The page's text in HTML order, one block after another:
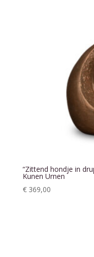
“Zittend hondje in
Kunen Urnen
€369,00